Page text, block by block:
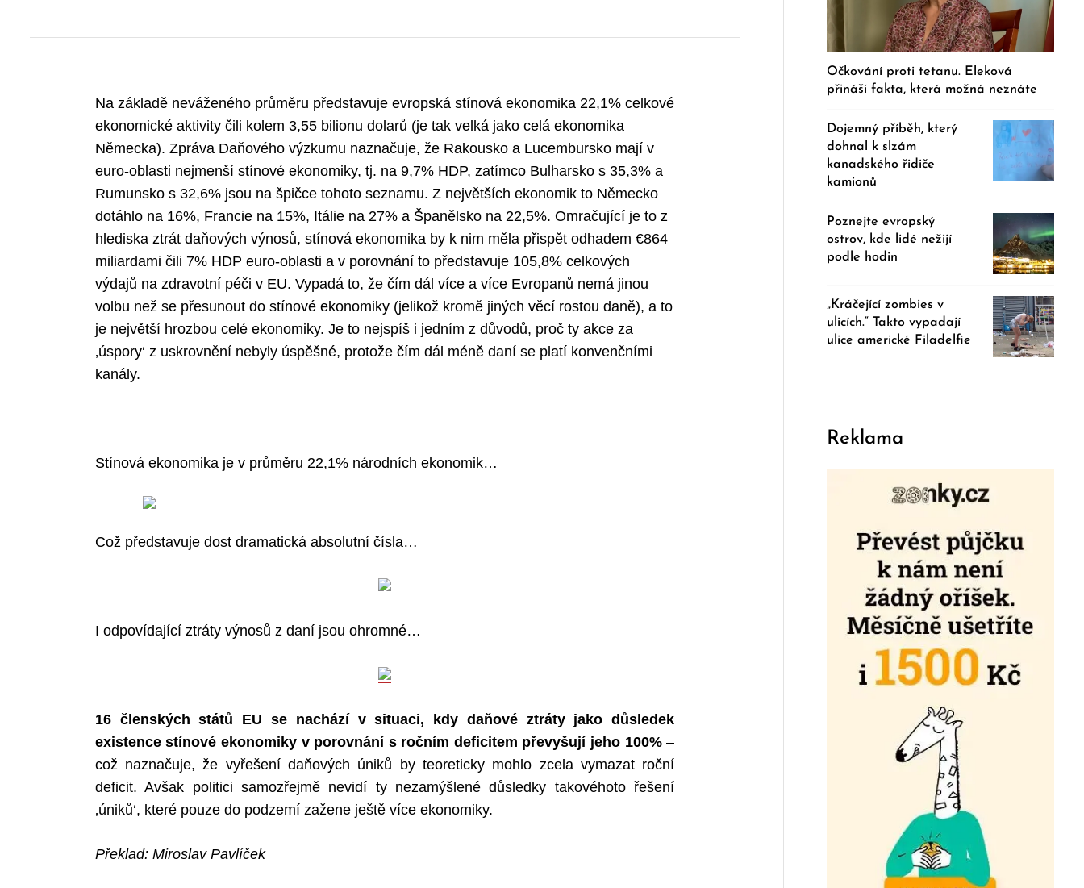
Na základě neváženého průměru představuje evropská stínová ekonomika 22,1% celkové
ekonomické aktivity čili kolem 3,55 bilionu dolarů (je tak velká jako celá ekonomika
Německa). Zpráva Daňového výzkumu naznačuje, že Rakousko a Lucembursko mají v
euro-oblasti nejmenší stínové ekonomiky, tj. na 9,7% HDP, zatímco Bulharsko s 35,3% a
Rumunsko s 32,6% jsou na špičce tohoto seznamu. Z největších ekonomik to Německo
dotáhlo na 16%, Francie na 15%, Itálie na 27% a Španělsko na 22,5%. Omračující je to z
hlediska ztrát daňových výnosů, stínová ekonomika by k nim měla přispět odhadem €864
miliardami čili 7% HDP euro-oblasti a v porovnání to představuje 105,8% celkových
výdajů na zdravotní péči v EU. Vypadá to, že čím dál více a více Evropanů nemá jinou
volbu než se přesunout do stínové ekonomiky (jelikož kromě jiných věcí rostou daně), a to
je největší hrozbou celé ekonomiky. Je to nejspíš i jedním z důvodů, proč ty akce za
‚úspory‘ z uskrovnění nebyly úspěšné, protože čím dál méně daní se platí konvenčními
kanály.
Stínová ekonomika je v průměru 22,1% národních ekonomik…
Což představuje dost dramatická absolutní čísla…
I odpovídající ztráty výnosů z daní jsou ohromné…
16 členských států EU se nachází v situaci, kdy daňové ztráty jako důsledek
existence stínové ekonomiky v porovnání s ročním deficitem převyšují jeho 100%–
což naznačuje, že vyřešení daňových úniků by teoreticky mohlo zcela vymazat roční
deficit. Avšak politici samozřejmě nevidí ty nezamýšlené důsledky takovéhoto řešení
‚úniků‘, které pouze do podzemí zažene ještě více ekonomiky.
Překlad: Miroslav Pavlíček
Očkování proti tetanu. Eleková
přináší fakta, která možná neznáte
Dojemný příběh, který
dohnal k slzám
kanadského řidiče
kamionů
Poznejte evropský
ostrov, kde lidé nežijí
podle hodin
„Kráčející zombies v
ulicích.“ Takto vypadají
ulice americké Filadelfie
Reklama